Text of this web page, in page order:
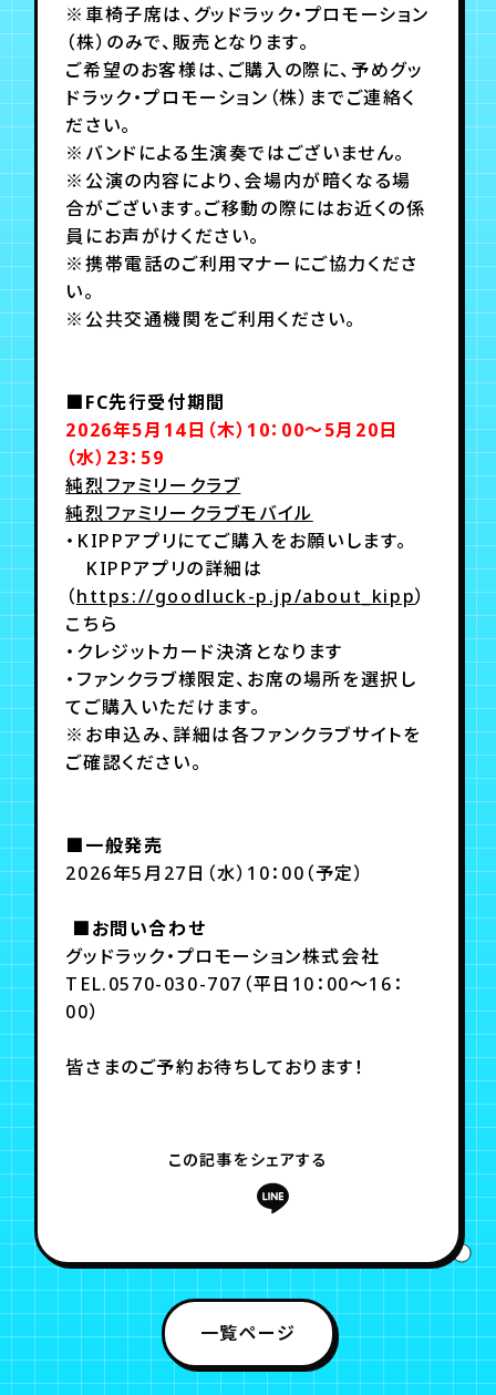
※車椅子席は、グッドラック・プロモーション
（株）のみで、販売となります。
ご希望のお客様は、ご購入の際に、予めグッ
ドラック・プロモーション（株）までご連絡く
ださい。
※バンドによる生演奏ではございません。
※公演の内容により、会場内が暗くなる場
合がございます。ご移動の際にはお近くの係
員にお声がけください。
※携帯電話のご利用マナーにご協力くださ
い。
※公共交通機関をご利用ください。
■FC先行受付期間
2026年5月14日（木）10：00～5月20日
（水）23：59​​​​​​​
純烈ファミリークラブ
純烈ファミリークラブモバイル
・KIPPアプリにてご購入をお願いします。
KIPPアプリの詳細は
（https://goodluck-p.jp/about_kipp）
こちら
・クレジットカード決済となります
・ファンクラブ様限定、お席の場所を選択し
てご購入いただけます。
※お申込み、詳細は各ファンクラブサイトを
ご確認ください。
■一般発売
2026年5月27日（水）10：00（予定）
■お問い合わせ
グッドラック・プロモーション株式会社
TEL.0570-030-707（平日10：00～16：
00）
皆さまのご予約お待ちしております！
この記事をシェアする
一覧ページ